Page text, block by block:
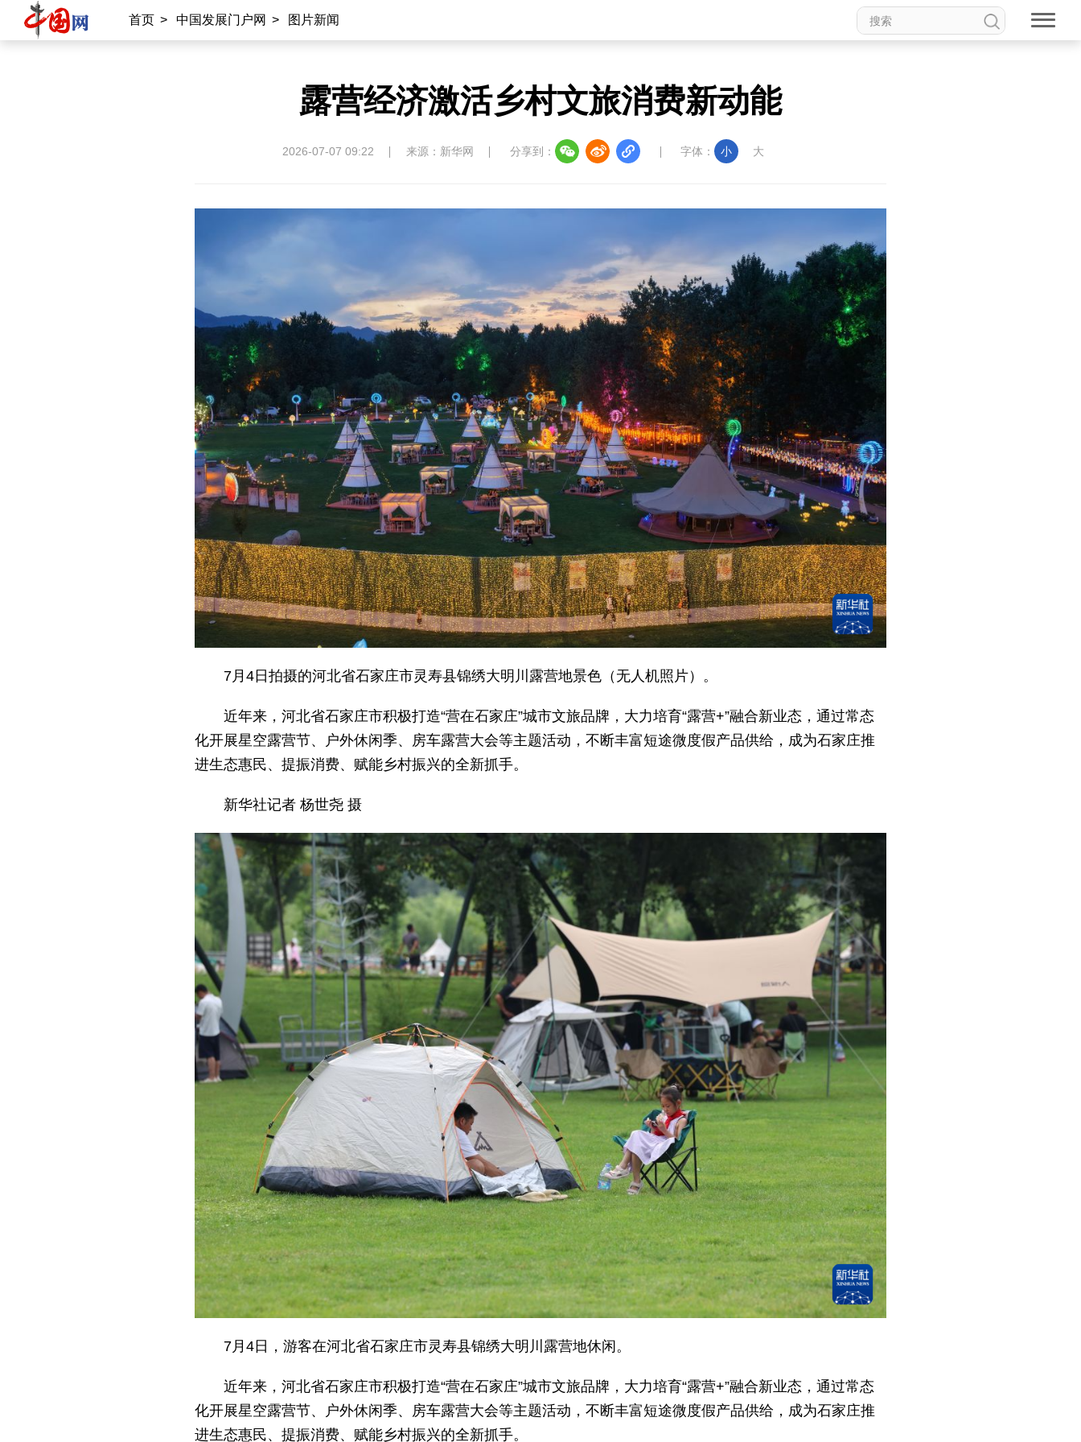
首页 > 中国发展门户网 > 图片新闻
露营经济激活乡村文旅消费新动能
2026-07-07 09:22 来源：新华网 分享到： 字体： 小 大
7月4日拍摄的河北省石家庄市灵寿县锦绣大明川露营地景色（无人机照片）。
近年来，河北省石家庄市积极打造“营在石家庄”城市文旅品牌，大力培育“露营+”融合新业态，通过常态
化开展星空露营节、户外休闲季、房车露营大会等主题活动，不断丰富短途微度假产品供给，成为石家庄推
进生态惠民、提振消费、赋能乡村振兴的全新抓手。
新华社记者 杨世尧 摄
7月4日，游客在河北省石家庄市灵寿县锦绣大明川露营地休闲。
近年来，河北省石家庄市积极打造“营在石家庄”城市文旅品牌，大力培育“露营+”融合新业态，通过常态
化开展星空露营节、户外休闲季、房车露营大会等主题活动，不断丰富短途微度假产品供给，成为石家庄推
进生态惠民、提振消费、赋能乡村振兴的全新抓手。